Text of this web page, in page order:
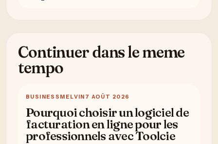
Continuer dans le meme
tempo
BUSINESS MELVIN 7 AOÛT 2026
Pourquoi choisir un logiciel de
facturation en ligne pour les
professionnels avec Toolcie